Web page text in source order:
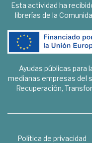
Esta actividad ha
librerías de la
Ayudas públicas para
medianas empresas del
Recuperación,
Política de privacidad